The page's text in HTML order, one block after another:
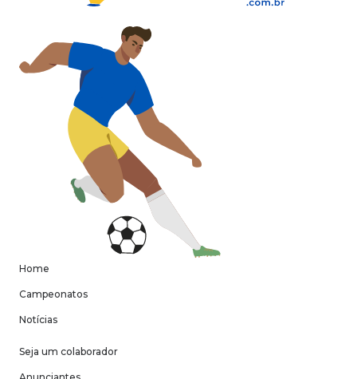
Home
Campeonatos
Notícias
Seja um colaborador